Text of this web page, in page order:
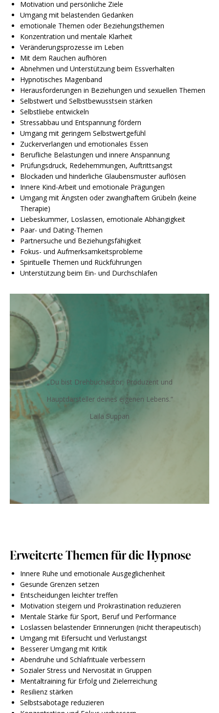
Motivation und persönliche Ziele
Umgang mit belastenden Gedanken
emotionale Themen oder Beziehungsthemen
Konzentration und mentale Klarheit
Veränderungsprozesse im Leben
Mit dem Rauchen aufhören
Abnehmen und Unterstützung beim Essverhalten
Hypnotisches Magenband
Herausforderungen in Beziehungen und sexuellen Themen
Selbstwert und Selbstbewusstsein stärken
Selbstliebe entwickeln
Stressabbau und Entspannung fördern
Umgang mit geringem Selbstwertgefühl
Zuckerverlangen und emotionales Essen
Berufliche Belastungen und innere Anspannung
Prüfungsdruck, Redehemmungen, Auftrittsangst
Blockaden und hinderliche Glaubensmuster auflösen
Innere Kind-Arbeit und emotionale Prägungen
Umgang mit Ängsten oder zwanghaftem Grübeln (keine
Therapie)
Liebeskummer, Loslassen, emotionale Abhängigkeit
Paar- und Dating-Themen
Partnersuche und Beziehungsfähigkeit
Fokus- und Aufmerksamkeitsprobleme
Spirituelle Themen und Rückführungen
Unterstützung beim Ein- und Durchschlafen
„Du bist Drehbuchautor, Produzent und
Hauptdarsteller deines eigenen Lebens.“
Laila Suppan
Erweiterte Themen für die Hypnose
Innere Ruhe und emotionale Ausgeglichenheit
Gesunde Grenzen setzen
Entscheidungen leichter treffen
Motivation steigern und Prokrastination reduzieren
Mentale Stärke für Sport, Beruf und Performance
Loslassen belastender Erinnerungen (nicht therapeutisch)
Umgang mit Eifersucht und Verlustangst
Besserer Umgang mit Kritik
Abendruhe und Schlafrituale verbessern
Sozialer Stress und Nervosität in Gruppen
Mentaltraining für Erfolg und Zielerreichung
Resilienz stärken
Selbstsabotage reduzieren